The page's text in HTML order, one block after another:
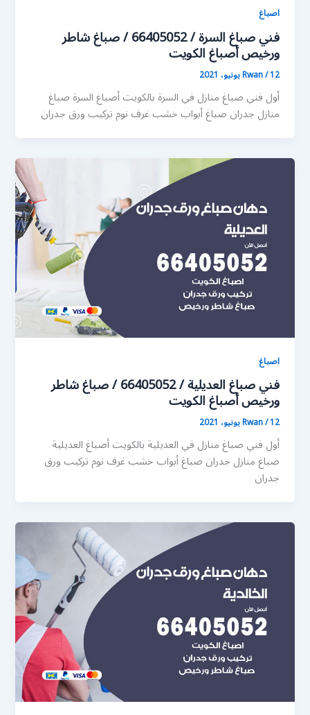
اصباغ
فني صباغ السرة / 66405052 / صباغ شاطر
ورخيص أصباغ الكويت
Rwan/12 يونيو، 2021
أول فني صباغ منازل في السرة بالكويت أصباغ السرة صباغ
منازل جدران صباغ أبواب خشب غرف نوم تركيب ورق جدران
اصباغ
فني صباغ العديلية / 66405052 / صباغ شاطر
ورخيص أصباغ الكويت
Rwan/12 يونيو، 2021
أول فني صباغ منازل في العديلية بالكويت أصباغ العديلية
صباغ منازل جدران صباغ أبواب خشب غرف نوم تركيب ورق
جدران